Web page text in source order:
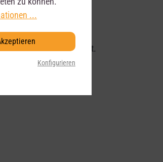
um
qualitativ
Sprachaufnahmen bietet.
...
Konfigurieren